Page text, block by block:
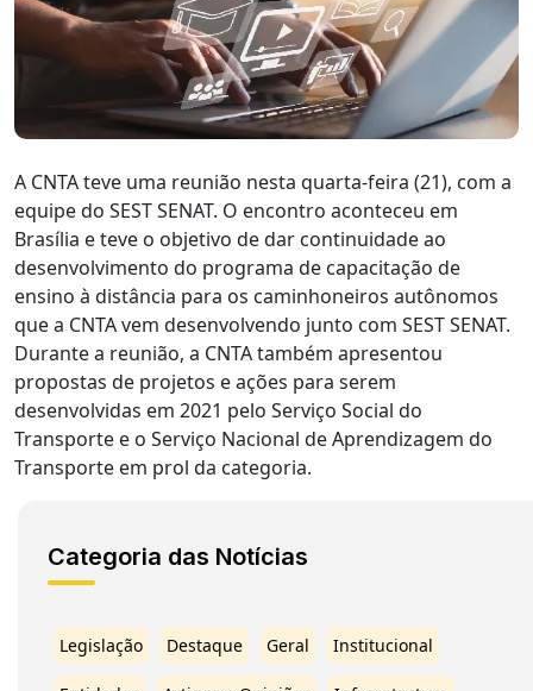
A CNTA teve uma reunião nesta quarta-feira (21), com a
equipe do SEST SENAT. O encontro aconteceu em
Brasília e teve o objetivo de dar continuidade ao
desenvolvimento do programa de capacitação de
ensino à distância para os caminhoneiros autônomos
que a CNTA vem desenvolvendo junto com SEST SENAT.
Durante a reunião, a CNTA também apresentou
propostas de projetos e ações para serem
desenvolvidas em 2021 pelo Serviço Social do
Transporte e o Serviço Nacional de Aprendizagem do
Transporte em prol da categoria.
Categoria das Notícias
Legislação Destaque Geral Institucional